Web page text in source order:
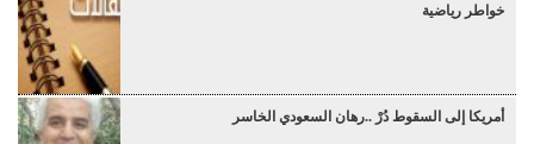
خواطر رياضية
أمريكا إلى السقوط دُرْ ..رهان السعودي الخاسر